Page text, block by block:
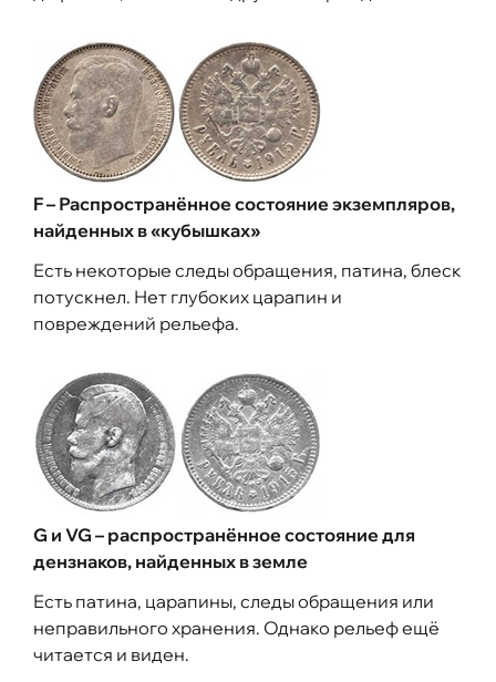
F – Распространённое состояние экземпляров,
найденных в «кубышках»
Есть некоторые следы обращения, патина, блеск
потускнел. Нет глубоких царапин и
повреждений рельефа.
G и VG – распространённое состояние для
дензнаков, найденных в земле
Есть патина, царапины, следы обращения или
неправильного хранения. Однако рельеф ещё
читается и виден.